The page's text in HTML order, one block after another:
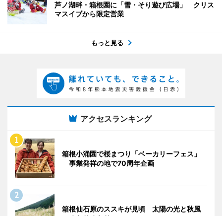
芦ノ湖畔・箱根園に「雪・そり遊び広場」 クリス
マスイブから限定営業
もっと見る
アクセスランキング
箱根小涌園で桜まつり「ベーカリーフェス」
事業発祥の地で70周年企画
箱根仙石原のススキが見頃 太陽の光と秋風